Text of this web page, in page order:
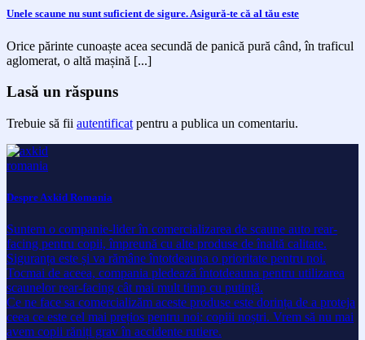
Unele scaune nu sunt suficient de sigure. Asigură-te că al tău este
Orice părinte cunoaște acea secundă de panică pură când, în traficul
aglomerat, o altă mașină [...]
Lasă un răspuns
Trebuie să fii autentificat pentru a publica un comentariu.
Despre Axkid Romania
Suntem o companie-lider în comercializarea de scaune auto rear-
facing pentru copii, împreună cu alte produse de înaltă calitate.
Siguranța este și va rămâne întotdeauna o prioritate pentru noi.
Tocmai de aceea, compania pledează întotdeauna pentru utilizarea
scaunelor rear-facing cât mai mult timp cu putință.
Ce ne face sa comercializăm aceste produse este dorința de a proteja
ceea ce este cel mai prețios pentru noi: copiii noștri. Vrem să nu mai
avem copii răniți grav în accidente rutiere.